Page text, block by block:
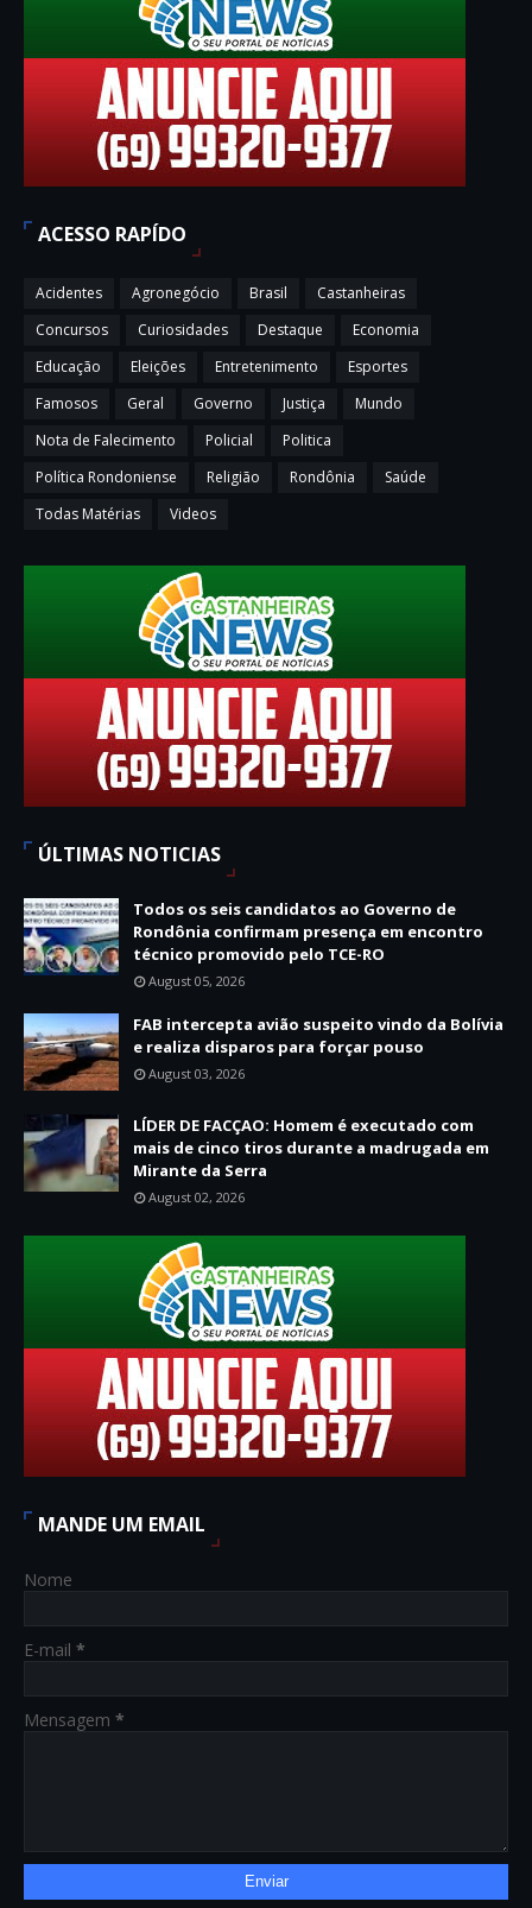
ACESSO RAPÍDO
Acidentes Agronegócio Brasil
Castanheiras
Concursos
Curiosidades Destaque
Economia
Educação
Eleições Entretenimento
Esportes
Famosos
Geral Governo Justiça
Mundo
Nota de Falecimento
Policial
Politica
Política Rondoniense
Religião Rondônia
Saúde
Todas Matérias
Videos
ÚLTIMAS NOTICIAS
Todos os seis candidatos ao Governo de
Rondônia confirmam presença em encontro
técnico promovido pelo TCE-RO
August 05, 2026
FAB intercepta avião suspeito vindo da Bolívia
e realiza disparos para forçar pouso
August 03, 2026
LÍDER DE FACÇAO: Homem é executado com
mais de cinco tiros durante a madrugada em
Mirante da Serra
August 02, 2026
MANDE UM EMAIL
Nome
E-mail *
Mensagem *